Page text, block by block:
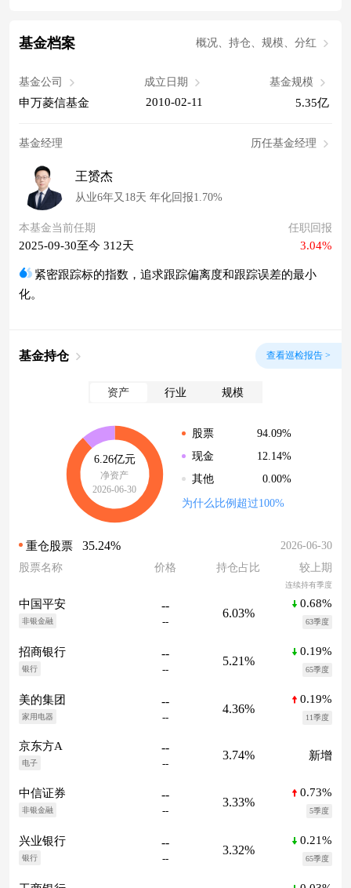
基金档案 概况、持仓、规模、分红
基金公司
申万菱信基金
成立日期
2010-02-11
基金规模
5.35亿
基金经理 历任基金经理
王赟杰
从业6年又18天 年化回报1.70%
本基金当前任期
2025-09-30至今 312天
任职回报
3.04%
紧密跟踪标的指数，追求跟踪偏离度和跟踪误差的最小
化。
基金持仓 查看巡检报告 >
资产 行业 规模
6.26亿元
净资产
2026-06-30
股票
94.09%
现金
12.14%
其他
0.00%
为什么比例超过100%
重仓股票 35.24%
2026-06-30
股票名称
价格 持仓占比 较上期
连续持有季度
中国平安
非银金融
--
--
6.03%
0.68%
63季度
招商银行
银行
--
--
5.21%
0.19%
65季度
美的集团
家用电器
--
--
4.36%
0.19%
11季度
京东方A
电子
--
--
3.74% 新增
中信证券
非银金融
--
--
3.33%
0.73%
5季度
兴业银行
银行
--
--
3.32%
0.21%
65季度